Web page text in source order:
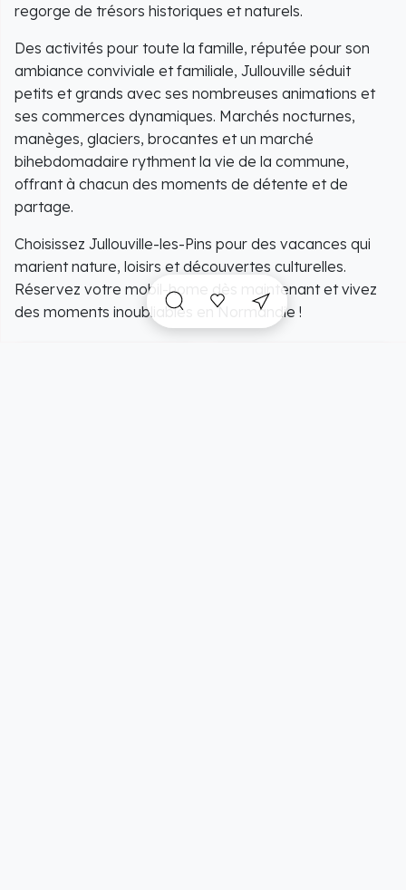
regorge de trésors historiques et naturels.
Des activités pour toute la famille, réputée pour son
ambiance conviviale et familiale, Jullouville séduit
petits et grands avec ses nombreuses animations et
ses commerces dynamiques. Marchés nocturnes,
manèges, glaciers, brocantes et un marché
bihebdomadaire rythment la vie de la commune,
offrant à chacun des moments de détente et de
partage.
Choisissez Jullouville-les-Pins pour des vacances qui
marient nature, loisirs et découvertes culturelles.
Réservez votre mobil-home dès maintenant et vivez
des moments inoubliables en Normandie !